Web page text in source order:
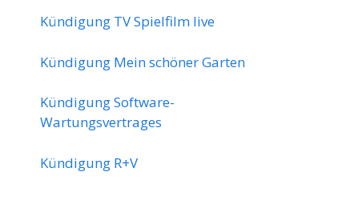
Kündigung TV Spielfilm live
Kündigung Mein schöner Garten
Kündigung Software-
Wartungsvertrages
Kündigung R+V